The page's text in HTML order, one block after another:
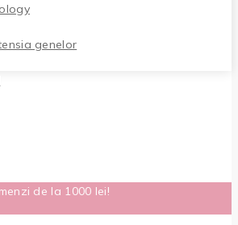
genelor
de la 1000 lei!